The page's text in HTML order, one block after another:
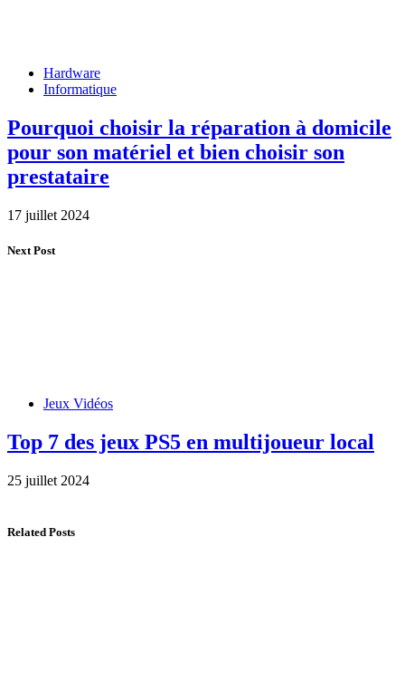
Hardware
Informatique
Pourquoi choisir la réparation à domicile
pour son matériel et bien choisir son
prestataire
17 juillet 2024
Next Post
Jeux Vidéos
Top 7 des jeux PS5 en multijoueur local
25 juillet 2024
Related Posts